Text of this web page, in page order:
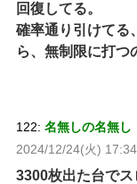
回復してる。
確率通り引けてる
ら、無制限に打つ
122: 名無しの名無し
2024/12/24(火)
3300枚出た台で